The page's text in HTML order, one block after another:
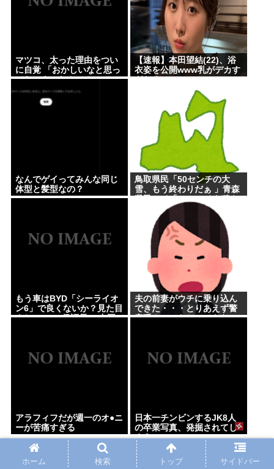
マツコ、太った理由をつい
に自覚 「おかしいなと思っ
てたのよ、なんで？って」
【速報】本田望結(22)、浴
衣姿を公開www乳がデカす
ぎだろwww
なんでゲイってみんな同じ
体型と髪型なの？
鳥取県民「50センチの大
雪、もう終わりだぁ 」青森
県民ワイ「50センチも積も
ったかｗ」
もう車はBYD「シーライオ
ン6」で良くないか？見た目
よし.PH.EV.保証長い.中国
夫の前妻がウチに乗り込ん
できた・・・とりあえず警
察呼んでひきとってもらっ
アラフィフだが週一のオ●ニ
ーが苦痛すぎる
日本一チンビンするJK8人
の卒業写真、発掘されてし
まう
関連記事
ホーム 検索 トップ サイドバー